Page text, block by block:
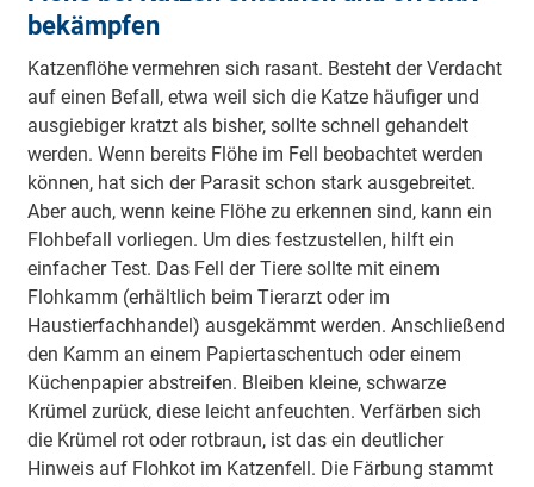
Wissenswertes über den Katzenfloh
Flöhe erkennen
Katzenflöhe behandeln
Das hilft gegen Katzenflöhe
Behandlung der Wohnung bei Katzenflohbefall
Katzenflöhe verhindern
Unterschied zwischen Katzen- und Menschenflöhen
Häufige Fragen
bekämpfen
Katzenflöhe vermehren sich rasant. Besteht der Verdacht
auf einen Befall, etwa weil sich die Katze häufiger und
ausgiebiger kratzt als bisher, sollte schnell gehandelt
werden. Wenn bereits Flöhe im Fell beobachtet werden
können, hat sich der Parasit schon stark ausgebreitet.
Aber auch, wenn keine Flöhe zu erkennen sind, kann ein
Flohbefall vorliegen. Um dies festzustellen, hilft ein
einfacher Test. Das Fell der Tiere sollte mit einem
Flohkamm (erhältlich beim Tierarzt oder im
Haustierfachhandel) ausgekämmt werden. Anschließend
den Kamm an einem Papiertaschentuch oder einem
Küchenpapier abstreifen. Bleiben kleine, schwarze
Krümel zurück, diese leicht anfeuchten. Verfärben sich
die Krümel rot oder rotbraun, ist das ein deutlicher
Hinweis auf Flohkot im Katzenfell. Die Färbung stammt